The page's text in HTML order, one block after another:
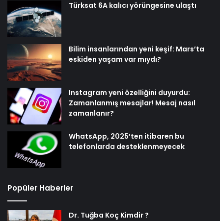
Türksat 6A kalıcı yörüngesine ulaştı
Bilim insanlarından yeni keşif: Mars’ta
eskiden yaşam var mıydı?
Instagram yeni özelliğini duyurdu:
Zamanlanmış mesajlar! Mesaj nasıl
zamanlanır?
WhatsApp, 2025’ten itibaren bu
telefonlarda desteklenmeyecek
Popüler Haberler
Dr. Tuğba Koç Kimdir ?